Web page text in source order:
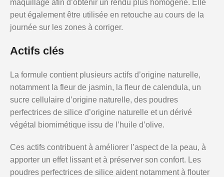
maquillage afin d’obtenir un rendu plus homogène. Elle
peut également être utilisée en retouche au cours de la
journée sur les zones à corriger.
Actifs clés
La formule contient plusieurs actifs d’origine naturelle,
notamment la fleur de jasmin, la fleur de calendula, un
sucre cellulaire d’origine naturelle, des poudres
perfectrices de silice d’origine naturelle et un dérivé
végétal biomimétique issu de l’huile d’olive.
Ces actifs contribuent à améliorer l’aspect de la peau, à
apporter un effet lissant et à préserver son confort. Les
poudres perfectrices de silice aident notamment à flouter